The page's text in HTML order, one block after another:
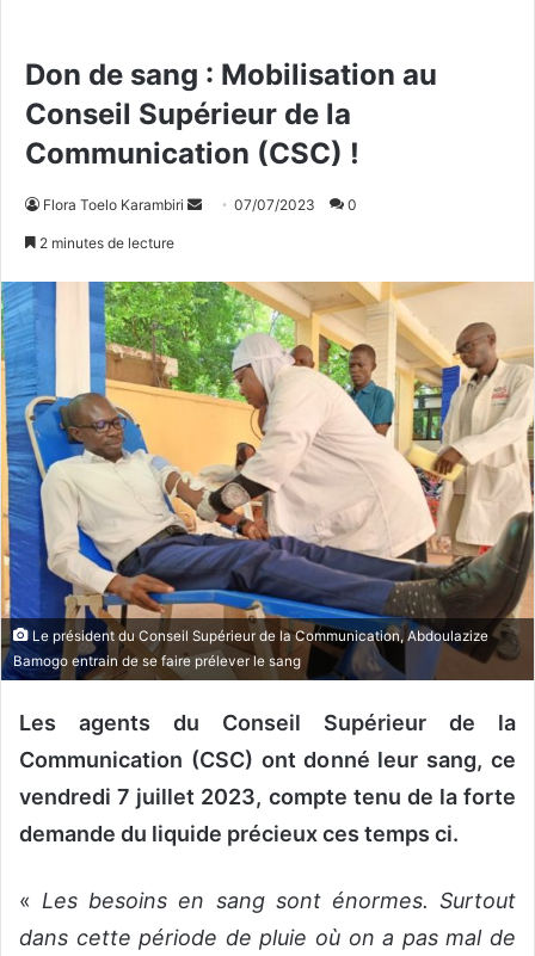
Don de sang : Mobilisation au
Conseil Supérieur de la
Communication (CSC) !
Flora Toelo Karambiri
o
y
e
r
u
c
o
u
r
r
i
e
l
07/07/2023 0
2 minutes de lecture
Le président du Conseil Supérieur de la Communication, Abdoulazize
Bamogo entrain de se faire prélever le sang
Les agents du Conseil Supérieur de la
Communication (CSC) ont donné leur sang, ce
vendredi 7 juillet 2023, compte tenu de la forte
demande du liquide précieux ces temps ci.
«Les besoins en sang sont énormes. Surtout
dans cette période de pluie où on a pas mal de